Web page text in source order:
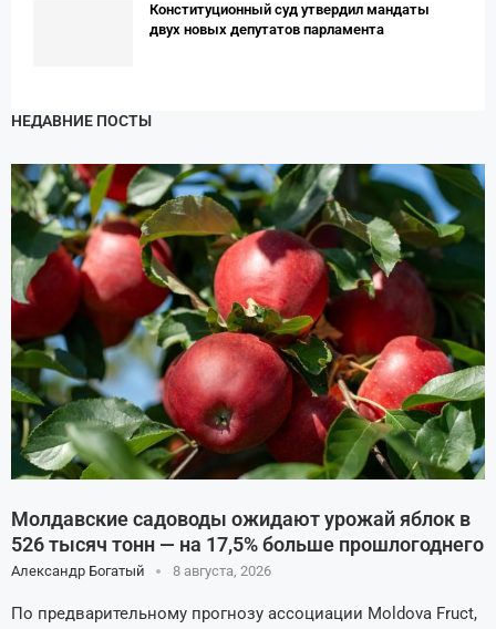
Конституционный суд утвердил мандаты
двух новых депутатов парламента
НЕДАВНИЕ ПОСТЫ
Молдавские садоводы ожидают урожай яблок в
526 тысяч тонн — на 17,5% больше прошлогоднего
Александр Богатый 8 августа, 2026
По предварительному прогнозу ассоциации Moldova Fruct,